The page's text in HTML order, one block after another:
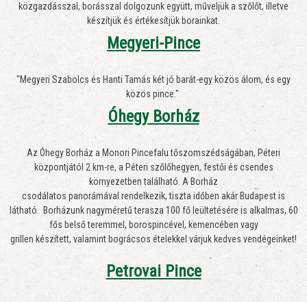
közgazdásszal, borásszal dolgozunk együtt, műveljük a szőlőt, illetve
készítjük és értékesítjük borainkat.
Megyeri-Pince
"Megyeri Szabolcs és Hanti Tamás két jó barát-egy közös álom, és egy
közös pince."
Óhegy Borház
Az Óhegy Borház a Monori Pincefalu tőszomszédságában, Péteri
központjától 2 km-re, a Péteri szőlőhegyen, festői és csendes
környezetben található. A Borház
csodálatos panorámával rendelkezik, tiszta időben akár Budapest is
látható. Borházunk nagyméretű terasza 100 fő leültetésére is alkalmas, 60
fős belső teremmel, borospincével, kemencében vagy
grillen készített, valamint bográcsos ételekkel várjuk kedves vendégeinket!
Petrovai Pince